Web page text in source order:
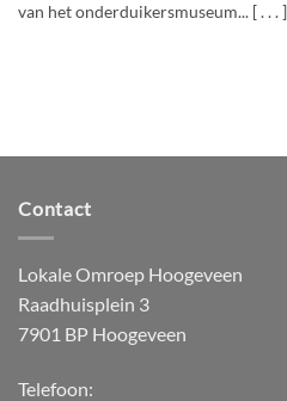
van het onderduikersmuseum... [ . . . ]
Contact
Lokale Omroep Hoogeveen
Raadhuisplein 3
7901 BP Hoogeveen
Telefoon: